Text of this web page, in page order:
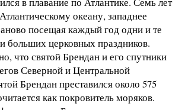
океану, западнее
посещая каждый год одни и те
больших церковных праздников.
что святой Брендан и его спутники
Северной и Центральной
Брендан преставился около 575
как покровитель моряков.